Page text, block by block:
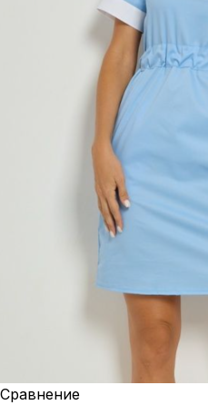
Сравнение